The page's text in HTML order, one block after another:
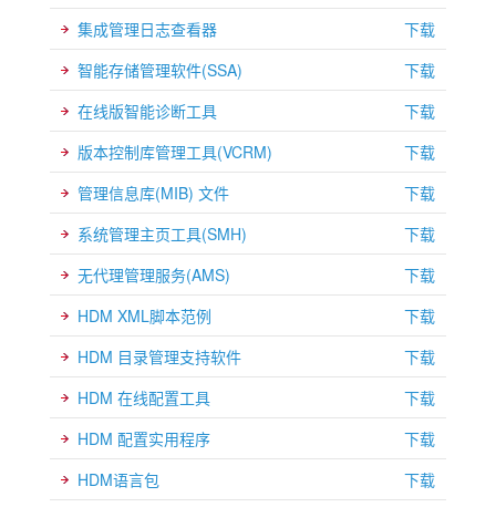
集成管理日志查看器
下载
智能存储管理软件(SSA)
下载
在线版智能诊断工具
下载
版本控制库管理工具(VCRM)
下载
管理信息库(MIB) 文件
下载
系统管理主页工具(SMH)
下载
无代理管理服务(AMS)
下载
HDM XML脚本范例
下载
HDM 目录管理支持软件
下载
HDM 在线配置工具
下载
HDM 配置实用程序
下载
HDM语言包
下载